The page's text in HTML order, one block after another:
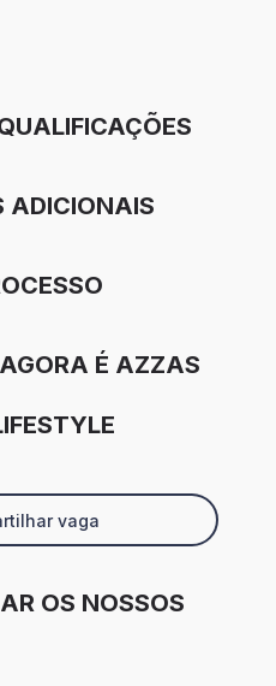
ADICIONAIS
É AZZAS
vaga
OS NOSSOS